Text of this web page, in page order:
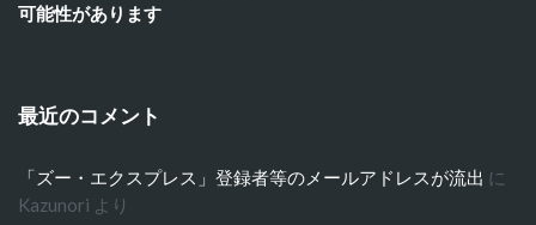
可能性があります
最近のコメント
「ズー・エクスプレス」登録者等のメールアドレスが流出 に
Kazunori より